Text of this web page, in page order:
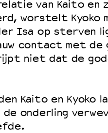
en gedragscode
Israël
artistieke vrijheid
van Kaito en
worstelt
Isa op sterven
contact met de
niet dat de
Kaito en Kyoko
onderling